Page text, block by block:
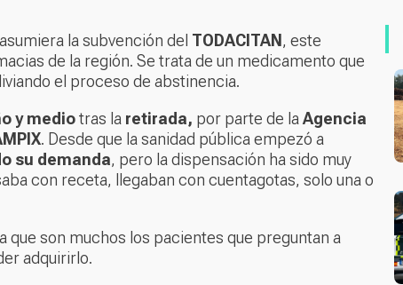
la subvención del TODACITAN , este
de la región. Se trata de un medicamento que
el proceso de abstinencia.
y mediotras la retirada, por parte de laAgencia
. Desde que la sanidad pública empezó a
su demanda, pero la dispensación ha sido muy
con receta, llegaban con cuentagotas, solo una o
que son muchos los pacientes que preguntan a
adquirirlo.